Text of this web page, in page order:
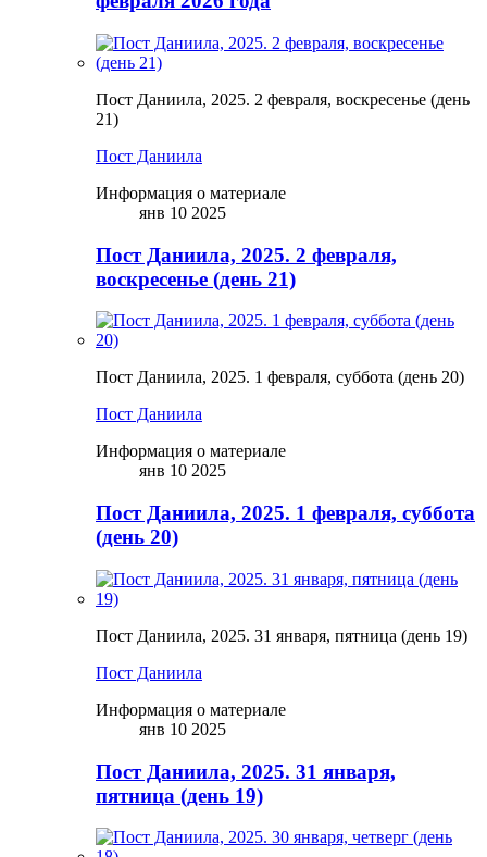
Пост Даниила, 2025. 2 февраля, воскресенье (день
21)
Пост Даниила
Информация о материале
янв 10 2025
Пост Даниила, 2025. 2 февраля,
воскресенье (день 21)
Пост Даниила, 2025. 1 февраля, суббота (день 20)
Пост Даниила
Информация о материале
янв 10 2025
Пост Даниила, 2025. 1 февраля, суббота
(день 20)
Пост Даниила, 2025. 31 января, пятница (день 19)
Пост Даниила
Информация о материале
янв 10 2025
Пост Даниила, 2025. 31 января,
пятница (день 19)